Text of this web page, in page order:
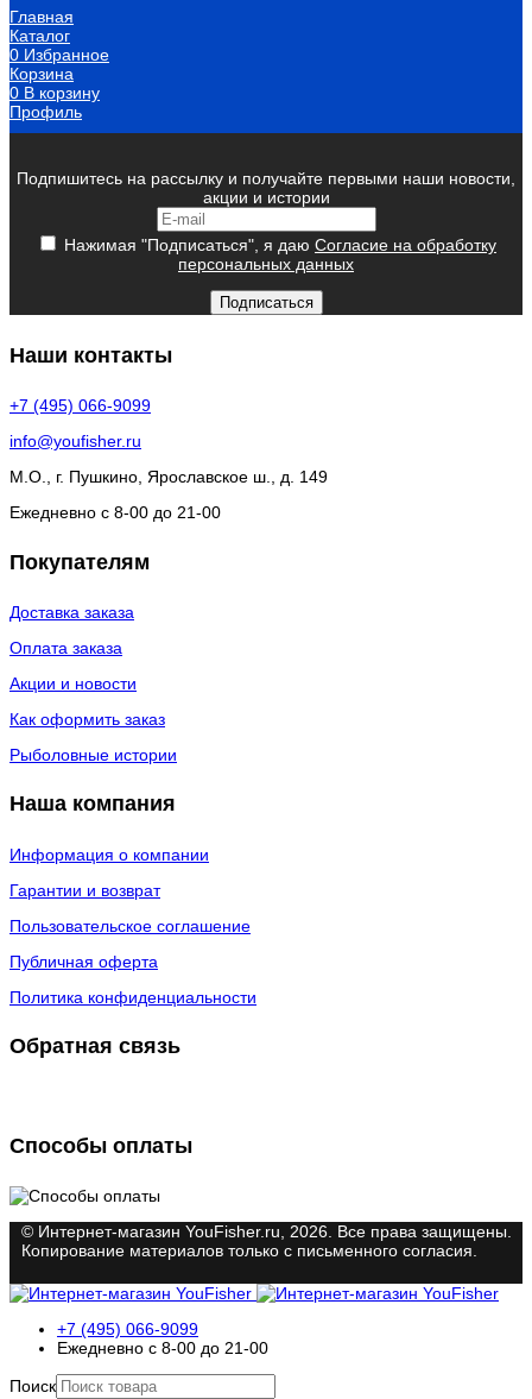
Главная
Каталог
0 Избранное
Корзина
0 В корзину
Профиль
Подпишитесь на рассылку и получайте первыми наши новости,
акции и истории
Нажимая "Подписаться", я даю Согласие на обработку
персональных данных
Подписаться
Наши контакты
+7 (495) 066-9099
info@youfisher.ru
М.О., г. Пушкино, Ярославское ш., д. 149
Ежедневно с 8-00 до 21-00
Покупателям
Доставка заказа
Оплата заказа
Акции и новости
Как оформить заказ
Рыболовные истории
Наша компания
Информация о компании
Гарантии и возврат
Пользовательское соглашение
Публичная оферта
Политика конфиденциальности
Обратная связь
Способы оплаты
© Интернет-магазин YouFisher.ru, 2026. Все права защищены.
Копирование материалов только с письменного согласия.
+7 (495) 066-9099
Ежедневно с 8-00 до 21-00
Поиск